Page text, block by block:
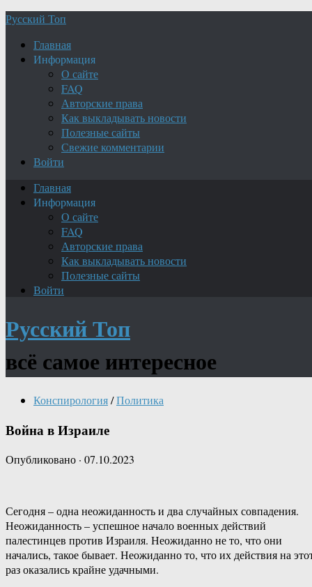
Русский Топ
Главная
Информация
О сайте
FAQ
Авторские права
Как выкладывать новости
Полезные сайты
Свежие комментарии
Войти
Главная
Информация
О сайте
FAQ
Авторские права
Как выкладывать новости
Полезные сайты
Войти
Русский Топ
всё самое интересное
Конспирология/Политика
Война в Израиле
Опубликовано · 07.10.2023
Сегодня – одна неожиданность и два случайных совпадения.
Неожиданность – успешное начало военных действий
палестинцев против Израиля. Неожиданно не то, что они
начались, такое бывает. Неожиданно то, что их действия на
раз оказались крайне удачными.